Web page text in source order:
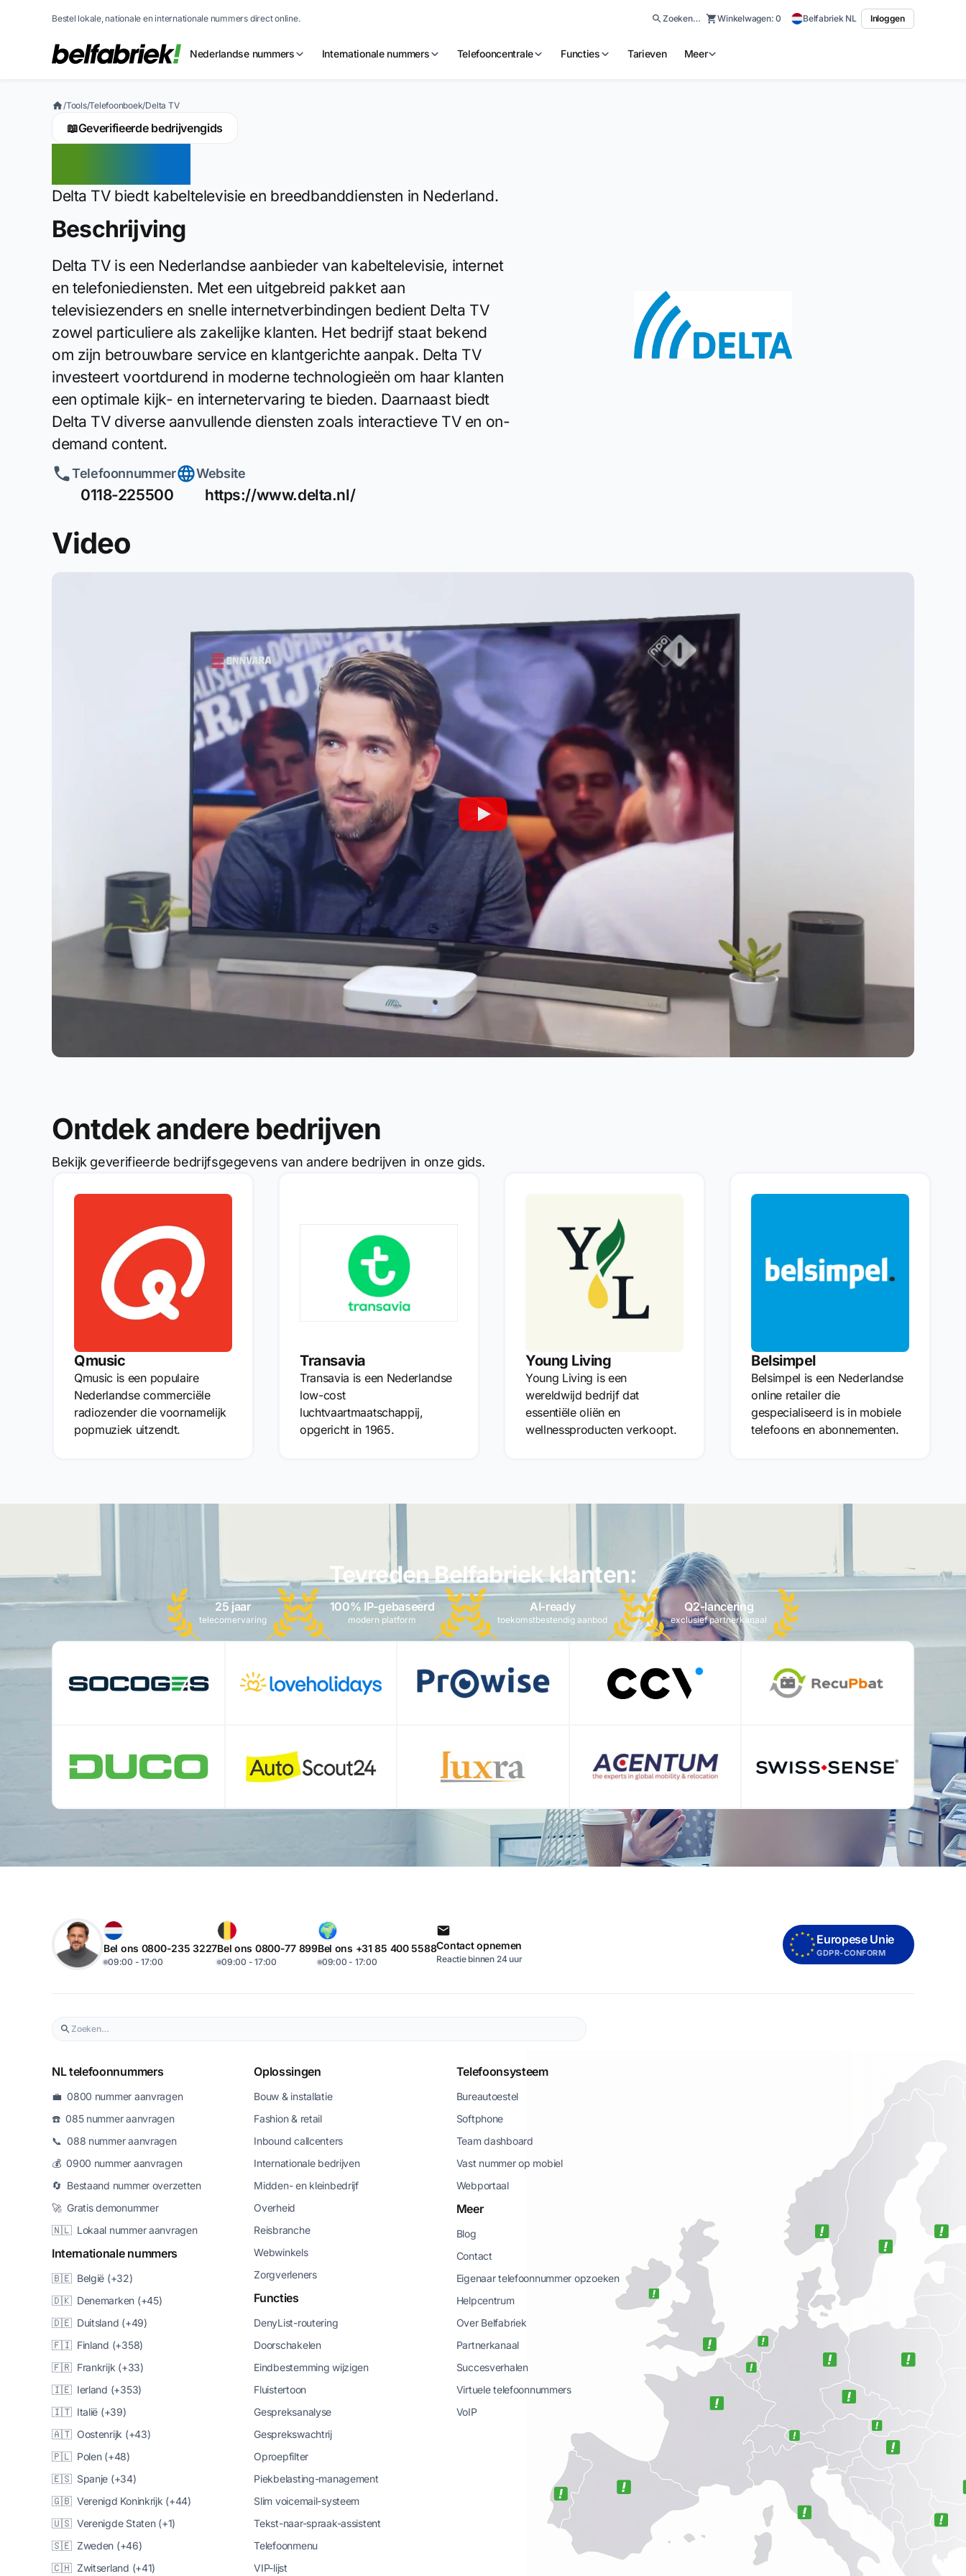
Bestel lokale, nationale en internationale nummers direct online. Zoeken… Winkelwagen:0 Belfabriek NL Inloggen
Nederlandse nummers Internationale nummers Telefooncentrale Functies Tarieven Meer
/Tools/Telefoonboek/Delta TV
📖Geverifieerde bedrijvengids
Delta TV biedt kabeltelevisie en breedbanddiensten in Nederland.
Beschrijving
Delta TV is een Nederlandse aanbieder van kabeltelevisie, internet
en telefoniediensten. Met een uitgebreid pakket aan
televisiezenders en snelle internetverbindingen bedient Delta TV
zowel particuliere als zakelijke klanten. Het bedrijf staat bekend
om zijn betrouwbare service en klantgerichte aanpak. Delta TV
investeert voortdurend in moderne technologieën om haar klanten
een optimale kijk- en internetervaring te bieden. Daarnaast biedt
Delta TV diverse aanvullende diensten zoals interactieve TV en on-
demand content.
Telefoonnummer
0118-225500
Website
https://www.delta.nl/
Video
Ontdek andere bedrijven
Bekijk geverifieerde bedrijfsgegevens van andere bedrijven in onze gids.
Qmusic
Qmusic is een populaire
Nederlandse commerciële
radiozender die voornamelijk
popmuziek uitzendt.
Transavia
Transavia is een Nederlandse
low-cost
luchtvaartmaatschappij,
opgericht in 1965.
Young Living
Young Living is een
wereldwijd bedrijf dat
essentiële oliën en
wellnessproducten verkoopt.
Belsimpel
Belsimpel is een Nederlandse
online retailer die
gespecialiseerd is in mobiele
telefoons en abonnementen.
Tevreden Belfabriek klanten:
25 jaar
telecomervaring
100% IP-gebaseerd
modern platform
AI-ready
toekomstbestendig aanbod
Q2-lancering
exclusief partnerkanaal
Bel ons 0800-235 3227
09:00 - 17:00
Bel ons 0800-77 899
09:00 - 17:00
Bel ons +31 85 400 5588
09:00 - 17:00
Contact opnemen
Reactie binnen 24 uur
Europese Unie
GDPR-CONFORM
NL telefoonnummers
💼 0800 nummer aanvragen
☎️ 085 nummer aanvragen
📞 088 nummer aanvragen
💰 0900 nummer aanvragen
🔄 Bestaand nummer overzetten
🚀 Gratis demonummer
🇳🇱 Lokaal nummer aanvragen
Internationale nummers
🇧🇪 België (+32)
🇩🇰 Denemarken (+45)
🇩🇪 Duitsland (+49)
🇫🇮 Finland (+358)
🇫🇷 Frankrijk (+33)
🇮🇪 Ierland (+353)
🇮🇹 Italië (+39)
🇦🇹 Oostenrijk (+43)
🇵🇱 Polen (+48)
🇪🇸 Spanje (+34)
🇬🇧 Verenigd Koninkrijk (+44)
🇺🇸 Verenigde Staten (+1)
🇸🇪 Zweden (+46)
🇨🇭 Zwitserland (+41)
Oplossingen
Bouw & installatie
Fashion & retail
Inbound callcenters
Internationale bedrijven
Midden- en kleinbedrijf
Overheid
Reisbranche
Webwinkels
Zorgverleners
Functies
DenyList-routering
Doorschakelen
Eindbestemming wijzigen
Fluistertoon
Gespreksanalyse
Gesprekswachtrij
Oproepfilter
Piekbelasting-management
Slim voicemail-systeem
Tekst-naar-spraak-assistent
Telefoonmenu
VIP-lijst
Telefoonsysteem
Bureautoestel
Softphone
Team dashboard
Vast nummer op mobiel
Webportaal
Meer
Blog
Contact
Eigenaar telefoonnummer opzoeken
Helpcentrum
Over Belfabriek
Partnerkanaal
Succesverhalen
Virtuele telefoonnummers
VoIP